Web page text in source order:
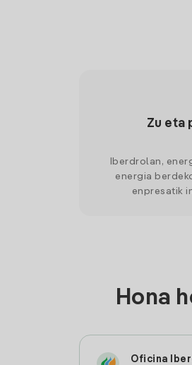
Zu eta
Iberdrolan,
energia
enpresatik
Hona
Oficina